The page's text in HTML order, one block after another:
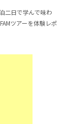
二日で学んで味わ
ツアーを体験レポ